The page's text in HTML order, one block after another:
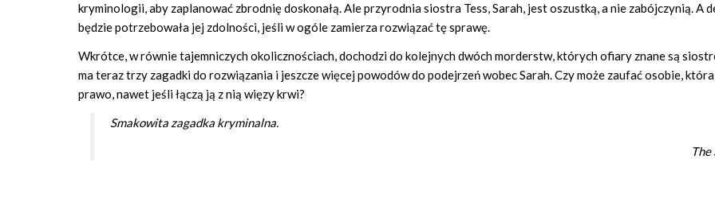
kryminologii, aby zaplanować zbrodnię doskonałą. Ale przyrodnia siostra Tess, Sarah, jest oszustką, a nie zabójczynią. A
będzie potrzebowała jej zdolności, jeśli w ogóle zamierza rozwiązać tę sprawę.
Wkrótce, w równie tajemniczych okolicznościach, dochodzi do kolejnych dwóch morderstw, których ofiary znane są
ma teraz trzy zagadki do rozwiązania i jeszcze więcej powodów do podejrzeń wobec Sarah. Czy może zaufać osobie, która
prawo, nawet jeśli łączą ją z nią więzy krwi?
Smakowita zagadka kryminalna.
The